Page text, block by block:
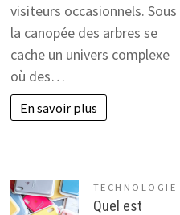
visiteurs occasionnels. Sous
la canopée des arbres se
cache un univers complexe
où des…
En savoir plus
TECHNOLOGIE
Quel est